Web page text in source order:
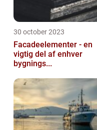
30 october 2023
Facadeelementer - en
vigtig del af enhver
bygnings...